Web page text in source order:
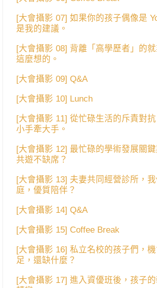
[大會攝影 07] 如果你的孩子偶像是
是我的建議。
[大會攝影 08] 背離「高學歷者」的
這麼想的。
[大會攝影 09] Q&A
[大會攝影 10] Lunch
[大會攝影 11] 從忙碌生活的斥責對
小手牽大手。
[大會攝影 12] 最忙碌的學術發展關
共遊不缺席？
[大會攝影 13] 夫妻共同經營診所，
庭，優質陪伴？
[大會攝影 14] Q&A
[大會攝影 15] Coffee Break
[大會攝影 16] 私立名校的孩子們，
足，還缺什麼？
[大會攝影 17] 進入資優班後，孩子